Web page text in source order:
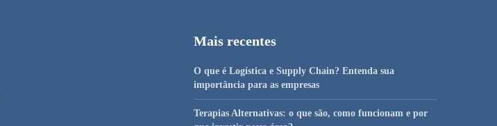
Mais recentes
O que é Logística e Supply Chain? Entenda sua
importância para as empresas
Terapias Alternativas: o que são, como funcionam e por